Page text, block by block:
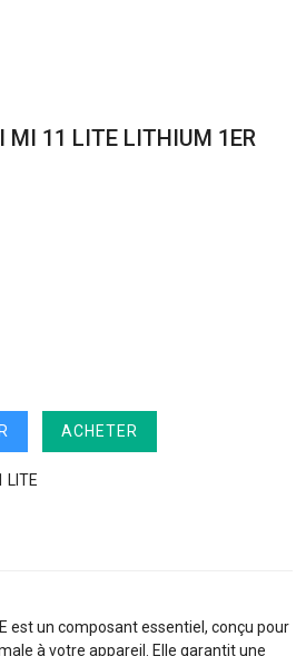
MI 11 LITE LITHIUM 1ER
ACHETER
LITE
est un composant essentiel, conçu pour
à votre appareil. Elle garantit une